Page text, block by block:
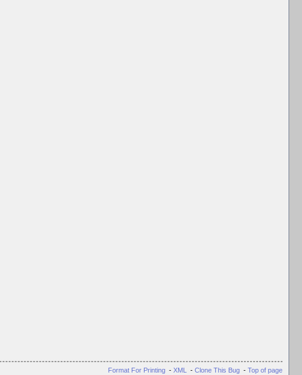
(Ctrl и т.д.).
Format For Printing - XML - Clone This Bug - Top of page